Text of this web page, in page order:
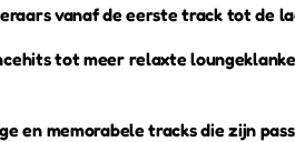
vanaf de eerste track tot de
tot meer relaxte
en memorabele tracks die zijn